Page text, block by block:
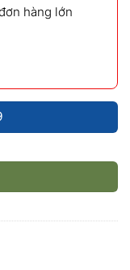
hàng lớn